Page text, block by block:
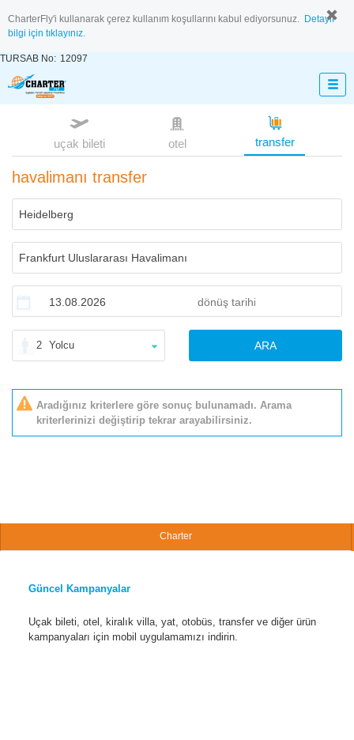
CharterFly'i kullanarak çerez kullanım koşullarını kabul ediyorsunuz. Detaylı
bilgi için tıklayınız.
TURSAB No: 12097
uçak bileti otel transfer
havalimanı transfer
2 Yolcu ARA
Aradığınız kriterlere göre sonuç bulunamadı. Arama
kriterlerinizi değiştirip tekrar arayabilirsiniz.
Charter
Güncel Kampanyalar
Uçak bileti, otel, kiralık villa, yat, otobüs, transfer ve diğer ürün
kampanyaları için mobil uygulamamızı indirin.